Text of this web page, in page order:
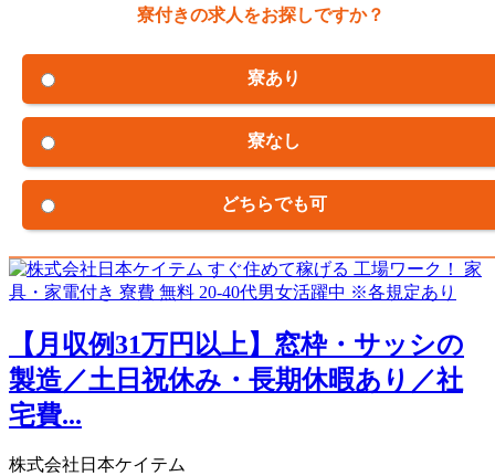
寮付きの求人をお探しですか？
寮あり
寮なし
どちらでも可
【月収例31万円以上】窓枠・サッシの
製造／土日祝休み・長期休暇あり／社
宅費...
株式会社日本ケイテム